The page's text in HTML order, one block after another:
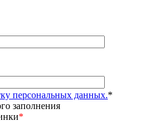
персональных данных.*
заполнения
*